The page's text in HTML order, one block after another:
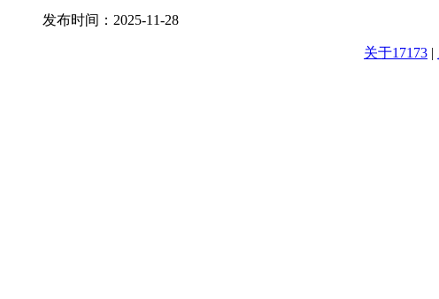
发布时间： 2025-11-28
关于17173 |